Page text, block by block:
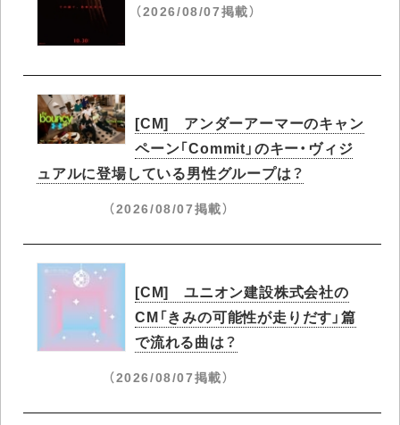
（2026/08/07掲載）
[CM] アンダーアーマーのキャン
ペーン「Commit」のキー・ヴィジ
ュアルに登場している男性グループは？
（2026/08/07掲載）
[CM] ユニオン建設株式会社の
CM「きみの可能性が走りだす」篇
で流れる曲は？
（2026/08/07掲載）